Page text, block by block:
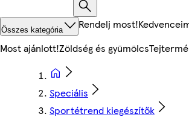
Összes kategória Rendelj most!
Most ajánlott!Zöldség és gyümölcs
Speciális
Sportétrend kiegészítők